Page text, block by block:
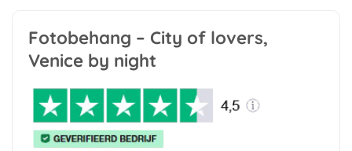
Fotobehang – City of lovers,
Venice by night